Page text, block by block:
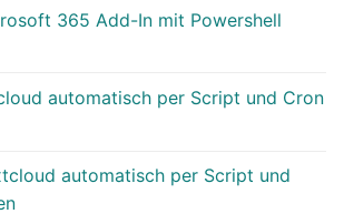
365 Add-In mit Powershell
automatisch per Script und Cron
automatisch per Script und